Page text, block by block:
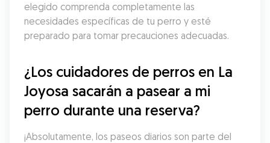
elegido comprenda completamente las
necesidades específicas de tu perro y esté
preparado para tomar precauciones adecuadas.
¿Los cuidadores de perros en La
Joyosa sacarán a pasear a mi
perro durante una reserva?
¡Absolutamente, los paseos diarios son parte del